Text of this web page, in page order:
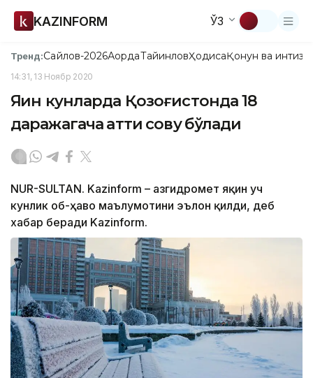
KAZINFORM ЎЗ
Тренд:Сайлов-2026АқордаТайинловҲодисаҚонун ва
14:31, 13 Ноябр 2020
Яқин кунларда Қозоғистонда 18
даражагача қаттиқ совуқ бўлади
NUR-SULTAN. Kazinform – Қазгидромет яқин уч
кунлик об-ҳаво маълумотини эълон қилди, деб
хабар беради Kazinform.